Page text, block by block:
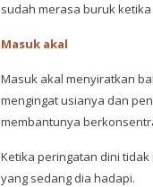
sudah merasa buruk
Masuk akal
Masuk akal menyiratkan
mengingat usianya dan
membantunya
Ketika peringatan dini
yang sedang dia hadapi.